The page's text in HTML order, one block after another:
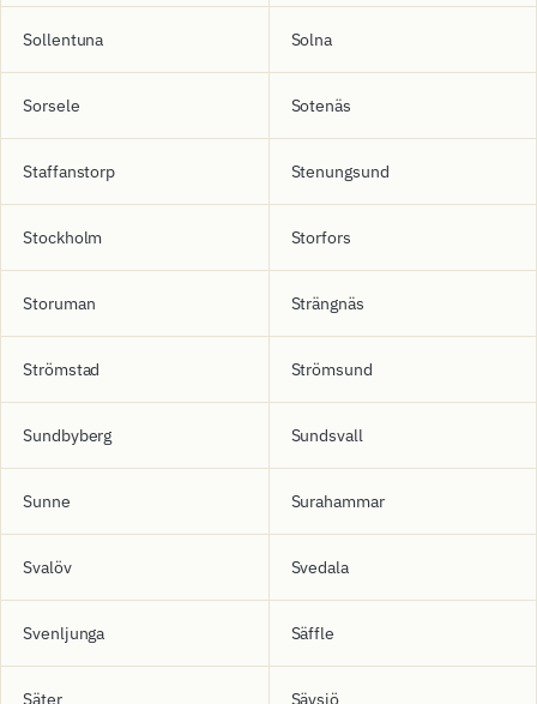
Sollentuna Solna
Sorsele Sotenäs
Staffanstorp Stenungsund
Stockholm Storfors
Storuman Strängnäs
Strömstad Strömsund
Sundbyberg Sundsvall
Sunne Surahammar
Svalöv Svedala
Svenljunga Säffle
Säter Sävsjö